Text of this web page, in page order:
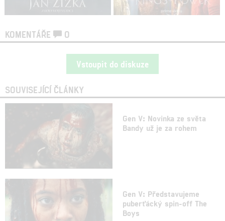
KOMENTÁŘE 0
Vstoupit do diskuze
SOUVISEJÍCÍ ČLÁNKY
Gen V: Novinka ze světa
Bandy už je za rohem
Gen V: Představujeme
puberťácký spin-off The
Boys